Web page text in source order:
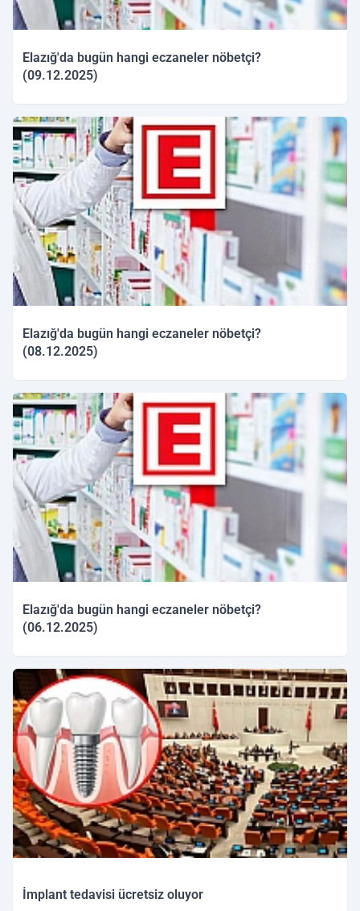
Elazığ'da bugün hangi eczaneler nöbetçi?
(09.12.2025)
Elazığ'da bugün hangi eczaneler nöbetçi?
(08.12.2025)
Elazığ'da bugün hangi eczaneler nöbetçi?
(06.12.2025)
İmplant tedavisi ücretsiz oluyor